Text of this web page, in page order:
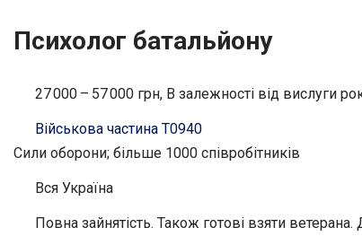
Психолог батальйону
27 000 – 57 000 грн, В залежності від вислуги
Військова частина Т0940
Сили оборони; більше 1000 співробітників
Вся Україна
Повна зайнятість. Також готові взяти